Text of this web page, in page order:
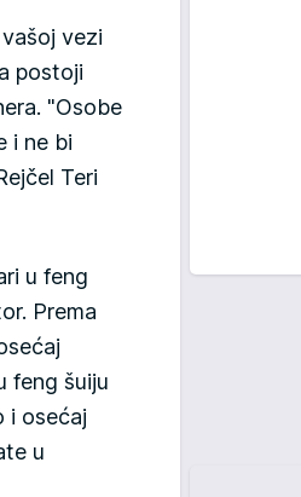
vezi
postoji
"Osobe
i ne bi
Teri
u feng
Prema
feng šuiju
i osećaj
u